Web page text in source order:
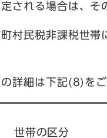
される場合は、そ
村民税非課税世帯
詳細は下記(8)をご
世帯の区分